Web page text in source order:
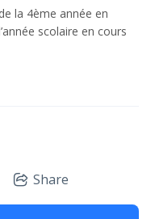
la 4ème année en
scolaire en cours
Share